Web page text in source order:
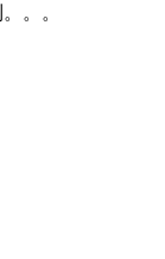
。。